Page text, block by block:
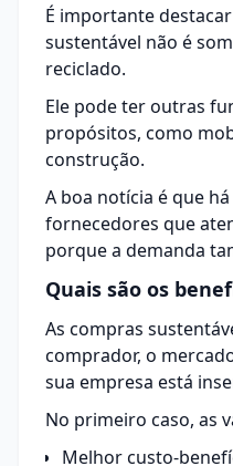
É importante
sustentável não é
reciclado.
Ele pode ter outras
propósitos, como
construção.
A boa notícia é que
fornecedores que
porque a demanda
Quais são os
As compras
comprador, o
sua empresa está
No primeiro caso, as
Melhor custo-